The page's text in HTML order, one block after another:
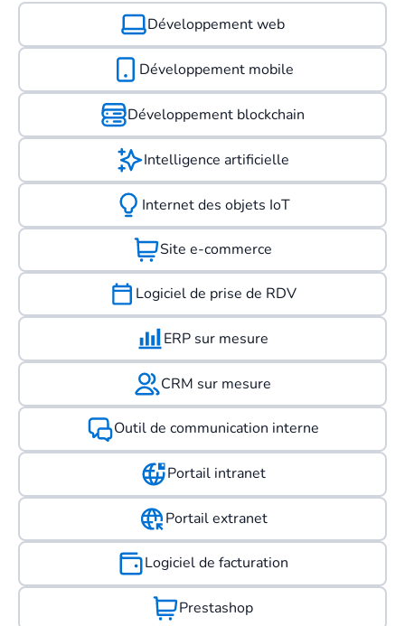
Développement web
Développement mobile
Développement blockchain
Intelligence artificielle
Internet des objets IoT
Site e-commerce
Logiciel de prise de RDV
ERP sur mesure
CRM sur mesure
Outil de communication interne
Portail intranet
Portail extranet
Logiciel de facturation
Prestashop